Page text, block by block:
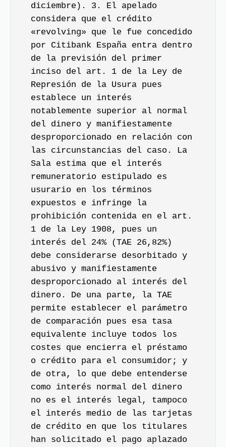
diciembre). 3. El apelado
considera que el crédito
«revolving» que le fue concedido
por Citibank España entra dentro
de la previsión del primer
inciso del art. 1 de la Ley de
Represión de la Usura pues
establece un interés
notablemente superior al normal
del dinero y manifiestamente
desproporcionado en relación con
las circunstancias del caso. La
Sala estima que el interés
remuneratorio estipulado es
usurario en los términos
expuestos e infringe la
prohibición contenida en el art.
1 de la Ley 1908, pues un
interés del 24% (TAE 26,82%)
debe considerarse desorbitado y
abusivo y manifiestamente
desproporcionado al interés del
dinero. De una parte, la TAE
permite establecer el parámetro
de comparación pues esa tasa
equivalente incluye todos los
costes que encierra el préstamo
o crédito para el consumidor; y
de otra, lo que debe entenderse
como interés normal del dinero
no es el interés legal, tampoco
el interés medio de las tarjetas
de crédito en que los titulares
han solicitado el pago aplazado